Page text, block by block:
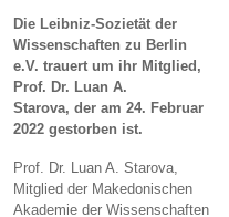
Die Leibniz-Sozietät der
Wissenschaften zu Berlin
e.V. trauert um ihr Mitglied,
Prof. Dr. Luan A.
Starova,der am 24. Februar
2022 gestorben ist.
Prof. Dr. Luan A. Starova,
Mitglied der Makedonischen
Akademie der Wissenschaften